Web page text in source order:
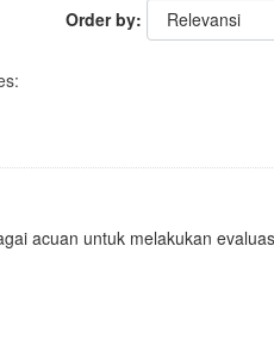
Order by
acuan untuk melakukan